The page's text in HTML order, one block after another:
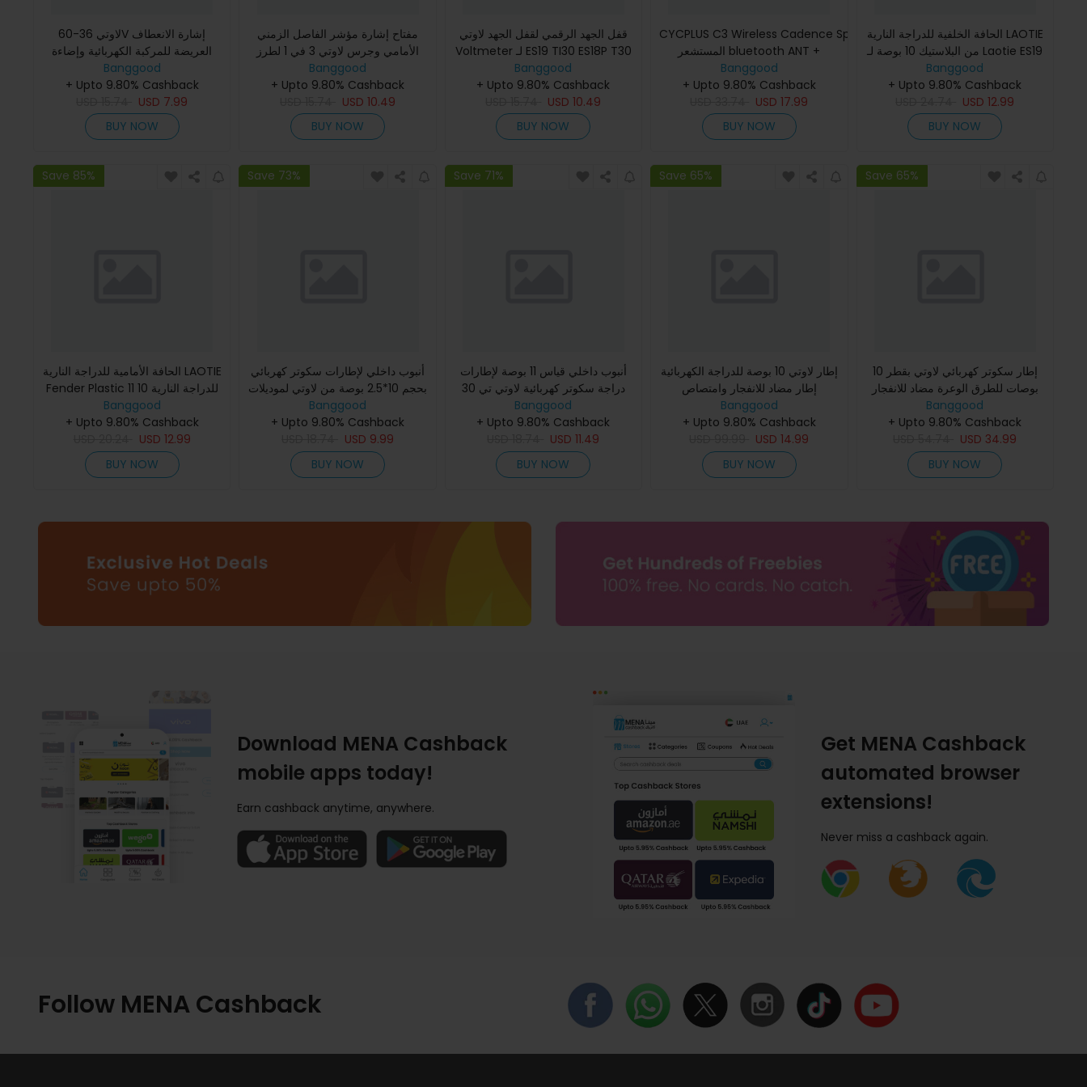
لاوتي 36-60V إشارة الانعطاف
العريضة للمركبة الكهربائية وإضاءة
الذيل تتناسب مع سكوتر كهربائي ل
ES19 TI30 T30 SR10 ES18 Li
Banggood
+ Upto 9.80% Cashback
USD 7.99
BUY NOW
مفتاح إشارة مؤشر الفاصل الزمني
الأمامي وجرس لاوتي 3 في 1 لطرز
ES19 TI30 ES18P T30 SR10 ES18
Lite L8S PRO ES10P L6 Pro AN
Banggood
+ Upto 9.80% Cashback
USD10.49
BUY NOW
قفل الجهد الرقمي لقفل الجهد لاوتي
Voltmeter لـ ES19 TI30 ES18P T30
SR10 ES18 Lite L8S PRO ES10P L6
Pro ANGWATT T1 C1 F1
Banggood
+ Upto 9.80% Cashback
USD10.49
BUY NOW
CYCPLUS C3 Wireless Cadence Speed Dual
المستشعر bluetooth ANT +
خفيف الوزن سهل التركيب
Banggood
+ Upto 9.80% Cashback
USD17.99
BUY NOW
الحافة الخلفية للدراجة النارية LAOTIE
من البلاستيك 10 بوصة لـ Laotie ES19
Banggood
+ Upto 9.80% Cashback
USD12.99
BUY NOW
Save 85%
الحافة الأمامية للدراجة النارية LAOTIE
Fender Plastic للدراجة النارية 10 11
بوصة لـ Laotie TI30 T30
Banggood
+ Upto 9.80% Cashback
USD 12.99
BUY NOW
Save 73%
أنبوب داخلي لإطارات سكوتر كهربائي
بحجم 10*2.5 بوصة من لاوتي لموديلات
L6 ES10 ANGWATT F
Banggood
+ Upto 9.80% Cashback
USD 9.99
BUY NOW
Save 71%
أنبوب داخلي قياس 11 بوصة لإطارات
دراجة سكوتر كهربائية لاوتي تي 30
Banggood
+ Upto 9.80% Cashback
USD11.49
BUY NOW
Save 65%
إطار لاوتي 10 بوصة للدراجة الكهربائية
إطار مضاد للانفجار وامتصاص
الصدمات لـ لاوتي SR10 ES18 Lite
ES10P L6 Pro L6 ES10 AN
Banggood
+ Upto 9.80% Cashback
USD14.99
BUY NOW
Save 65%
إطار سكوتر كهربائي لاوتي بقطر 10
بوصات للطرق الوعرة مضاد للانفجار
ومضاد للاهتزاز للسكوتر لاوتي SR10
ES18 Lite ES10P L6 P
Banggood
+ Upto 9.80% Cashback
USD 34.99
BUY NOW
Download MENA Cashback
mobile apps today!
Earn cashback anytime, anywhere.
Get MENA Cashback
automated browser
extensions!
Never miss a cashback again.
Follow MENA Cashback